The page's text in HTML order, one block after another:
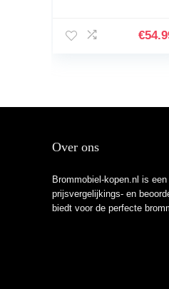
verstelbare hoogte,
€
Over ons
Brommobiel-kopen.nl is
prijsvergelijkings- en
biedt voor de perfecte